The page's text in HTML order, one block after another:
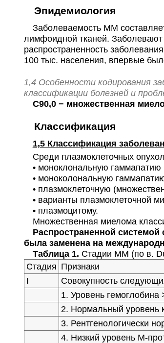
Эпидемиология
Заболеваемость ММ
лимфоидной тканей.
распространенность
100 тыс. населения, впервые
1,4 Особенности кодирования
классификации болезней и
С90,0 − множественная
Классификация
1,5 Классификация
Среди плазмоклеточных
• моноклональную гаммапатию
• моноколональную
• плазмоклеточную
• варианты плазмоклеточной
• плазмоцитому.
Множественная миелома
Распространенной системой
была заменена на
Таблица 1. Стадии ММ (по в.
Стадия Признаки
I Совокупность
1. Уровень гемоглобина
2. Нормальный уровень
3. Рентгенологически
4. Низкий уровень М-